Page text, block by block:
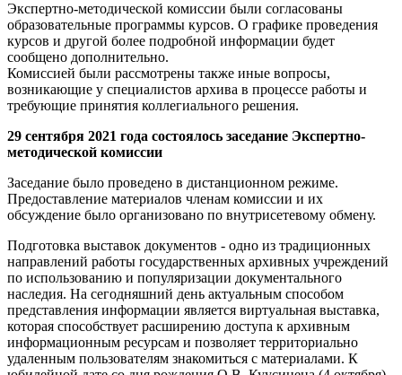
Экспертно-методической комиссии были согласованы
образовательные программы курсов. О графике проведения
курсов и другой более подробной информации будет
сообщено дополнительно.
Комиссией были рассмотрены также иные вопросы,
возникающие у специалистов архива в процессе работы и
требующие принятия коллегиального решения.
29 сентября 2021 года состоялось заседание Экспертно-
методической комиссии
Заседание было проведено в дистанционном режиме.
Предоставление материалов членам комиссии и их
обсуждение было организовано по внутрисетевому обмену.
Подготовка выставок документов - одно из традиционных
направлений работы государственных архивных учреждений
по использованию и популяризации документального
наследия. На сегодняшний день актуальным способом
представления информации является виртуальная выставка,
которая способствует расширению доступа к архивным
информационным ресурсам и позволяет территориально
удаленным пользователям знакомиться с материалами. К